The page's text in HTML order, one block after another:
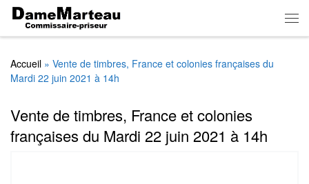
Skip to content
Accueil » Vente de timbres, France et colonies françaises du
Mardi 22 juin 2021 à 14h
Vente de timbres, France et colonies
françaises du Mardi 22 juin 2021 à 14h